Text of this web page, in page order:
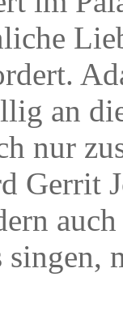
an
nur
Gerrit
singen,